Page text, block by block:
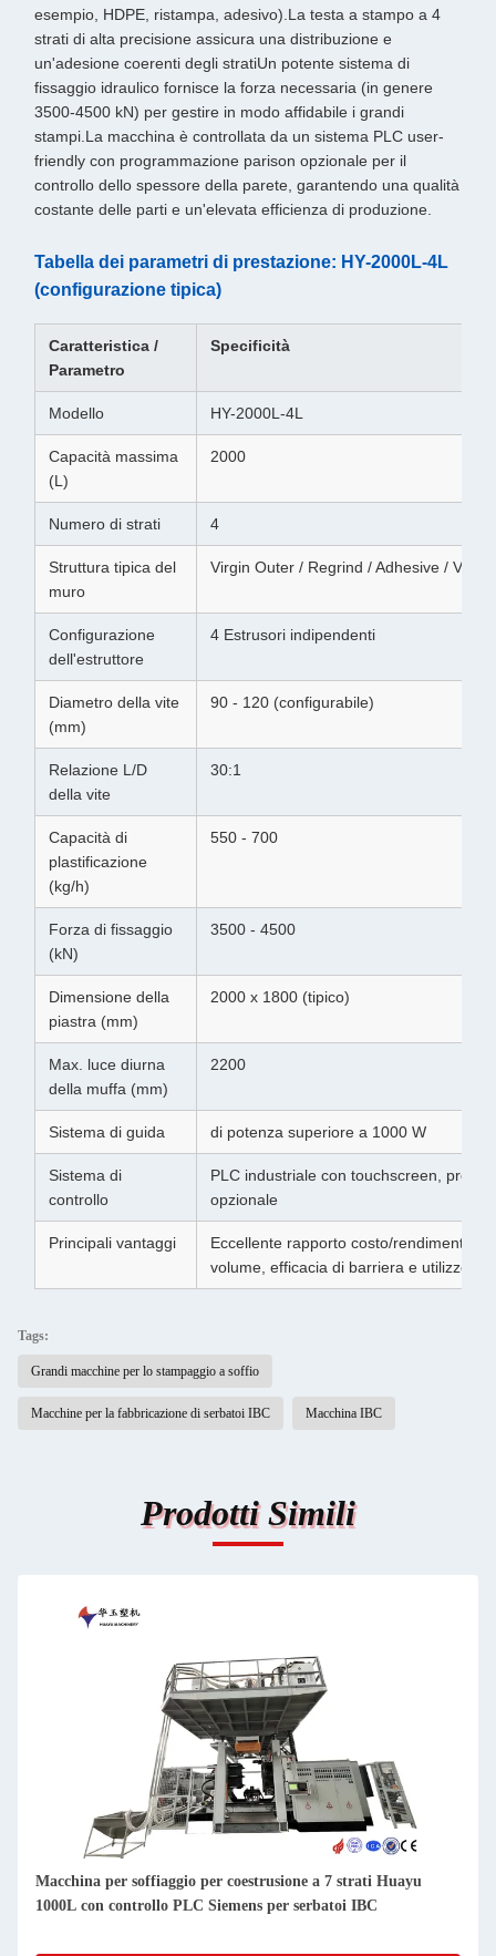
esempio, HDPE, ristampa, adesivo).La testa a stampo a 4
strati di alta precisione assicura una distribuzione e
un'adesione coerenti degli stratiUn potente sistema di
fissaggio idraulico fornisce la forza necessaria (in genere
3500-4500 kN) per gestire in modo affidabile i grandi
stampi.La macchina è controllata da un sistema PLC user-
friendly con programmazione parison opzionale per il
controllo dello spessore della parete, garantendo una qualità
costante delle parti e un'elevata efficienza di produzione.
Tabella dei parametri di prestazione: HY-2000L-4L
(configurazione tipica)
Caratteristica /
Parametro
Specificità
Modello HY-2000L-4L
Capacità massima
(L)
2000
Numero di strati 4
Struttura tipica del
muro
Virgin Outer / Regrind / Adhesive /
Configurazione
dell'estruttore
4 Estrusori indipendenti
Diametro della vite
(mm)
90 - 120 (configurabile)
Relazione L/D
della vite
30:1
Capacità di
plastificazione
(kg/h)
550 - 700
Forza di fissaggio
(kN)
3500 - 4500
Dimensione della
piastra (mm)
2000 x 1800 (tipico)
Max. luce diurna
della muffa (mm)
2200
Sistema di guida di potenza superiore a 1000 W
Sistema di
controllo
PLC industriale con touchscreen,
opzionale
Principali vantaggi
Eccellente rapporto costo/rendimento,
volume, efficacia di barriera e utilizzo
Tags:
Grandi macchine per lo stampaggio a soffio
Macchine per la fabbricazione di serbatoi IBC Macchina IBC
Prodotti Simili
Macchina per soffiaggio per coestrusione a 7 strati Huayu
1000L con controllo PLC Siemens per serbatoi IBC